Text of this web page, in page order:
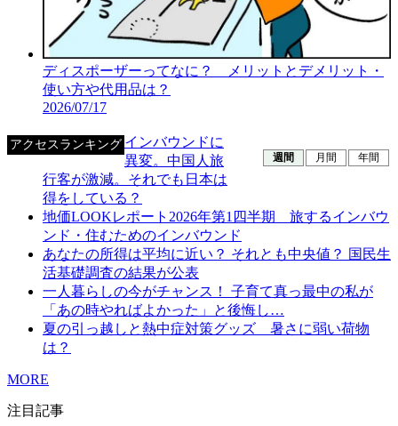
ディスポーザーってなに？ メリットとデメリット・
使い方や代用品は？
2026/07/17
アクセスランキング
週間 月間 年間
インバウンドに
異変。中国人旅
行客が激減。それでも日本は
得をしている？
地価LOOKレポート2026年第1四半期 旅するインバウ
ンド・住むためのインバウンド
あなたの所得は平均に近い？ それとも中央値？ 国民生
活基礎調査の結果が公表
一人暮らしの今がチャンス！ 子育て真っ最中の私が
「あの時やればよかった」と後悔し…
夏の引っ越しと熱中症対策グッズ 暑さに弱い荷物
は？
MORE
注目記事